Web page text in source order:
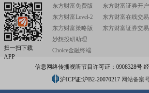
扫一扫下载
APP
东方财富免费版
东方财富Level-2
东方财富策略版
妙想投研助理
Choice金融终端
东方财富证券开户
东方财富在线交易
东方财富证券交易
信息网络传播视听节目许可证：0908328号
沪ICP证:沪B2-20070217 网站备案